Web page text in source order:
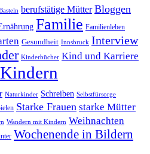
berufstätige Mütter Bloggen
Familie Familienleben
Gesundheit Innsbruck Interview
Kinderbücher Kind und Karriere
Naturkinder Schreiben Selbstfürsorge
Starke Frauen starke Mütter
Wandern mit Kindern Weihnachten
Wochenende in Bildern